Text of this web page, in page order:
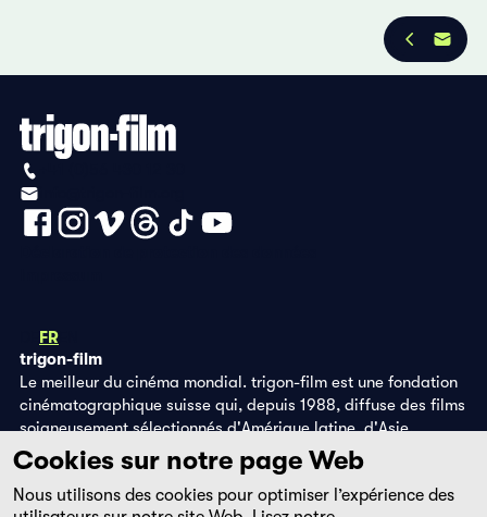
FR
trigon-film
Le meilleur du cinéma mondial. trigon-film est une fondation
cinématographique suisse qui, depuis 1988, diffuse des films
soigneusement sélectionnés d'Amérique latine, d'Asie,
d'Afrique et d'Europe de l'Est, dans les salles de cinéma,
grâce à ses propres éditions DVD et sur la plateforme de
streaming filmingo.
Cookies sur notre page Web
Nous utilisons des cookies pour optimiser l’expérience des